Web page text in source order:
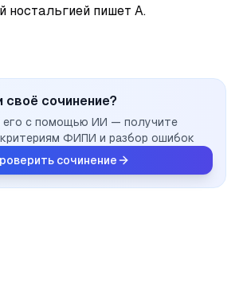
ностальгией пишет А.
своё сочинение?
его с помощью ИИ — получите
ФИПИ и разбор ошибок
сочинение